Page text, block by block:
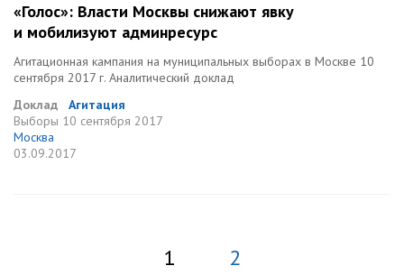
«Голос»: Власти Москвы снижают явку
и мобилизуют админресурс
Агитационная кампания на муниципальных выборах в Москве 10
сентября 2017 г. Аналитический доклад
Доклад
Агитация
Выборы 10 сентября 2017
Москва
03.09.2017
1 2